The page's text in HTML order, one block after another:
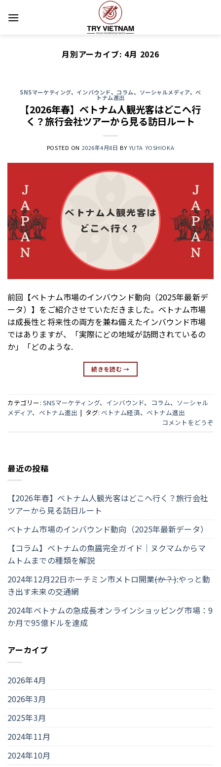
月別アーカイブ: 4月 2026
SNSマーケティング、 インバウンド、 コラム、 ソーシャルメディア、ベ
トナム進出
【2026年春】ベトナム人観光客はどこへ行
く？旅行会社ツアーから見る訪日ルート
POSTED ON 2026年4月8日 BYYUTA YOSHIOKA
前回【ベトナム市場のインバウンド動向（2025年最新デ
ータ）】をご紹介させていただきました。ベトナム市場
は成長性と将来性の両方を兼ね備えたインバウンド市場
ではありますが、「実際にどの地域が訪問されているの
か」「どのような.
続きを読む→
カテゴリー: SNSマーケティング、 インバウンド、 コラム、 ソーシャル
メディア、 ベトナム進出 | タグ: ベトナム経済、 ベトナム進出
コメントをどうぞ
最近の投稿
【2026年春】ベトナム人観光客はどこへ行く？旅行会社
ツアーから見る訪日ルート
ベトナム市場のインバウンド動向（2025年最新データ）
【コラム】ベトナムの魚醤完全ガイド｜ヌクマムからマ
ムトムまでの種類を解説
2024年12月22日ホーチミン市メトロ開業(か？):やっと動
き出す未来の交通網
2024年ベトナムの急成長オンラインショッピング市場：9
か月で95億ドルを達成
アーカイブ
2026年4月
2026年3月
2025年3月
2024年11月
2024年10月